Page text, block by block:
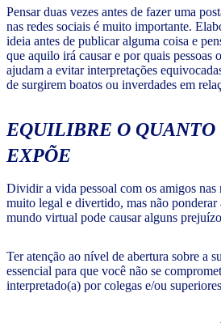
Pensar duas vezes antes de fazer uma
nas redes sociais é muito importante.
ideia antes de publicar alguma coisa e
que aquilo irá causar e por quais pessoas
ajudam a evitar interpretações
de surgirem boatos ou inverdades em
EQUILIBRE O QUANTO
EXPÕE
Dividir a vida pessoal com os amigos nas
muito legal e divertido, mas não ponderar
mundo virtual pode causar alguns
Ter atenção ao nível de abertura sobre a
essencial para que você não se
interpretado(a) por colegas e/ou